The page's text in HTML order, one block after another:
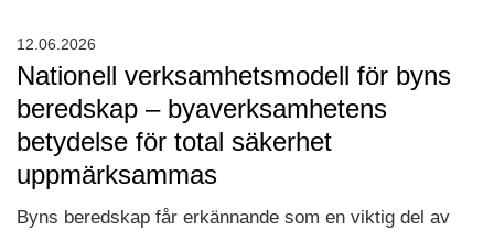
Nationell verksamhetsmodell för byns
beredskap – byaverksamhetens
betydelse för total säkerhet
uppmärksammas
Byns beredskap får erkännande som en viktig del av
12.06.2026